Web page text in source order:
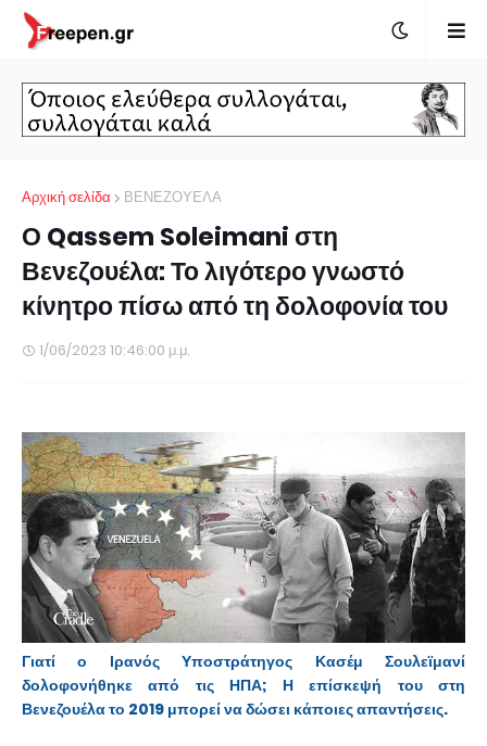
Αρχική σελίδα ΒΕΝΕΖΟΥΕΛΑ
Ο Qassem Soleimani στη
Βενεζουέλα: Το λιγότερο γνωστό
κίνητρο πίσω από τη δολοφονία του
1/06/2023 10:46:00 μ.μ.
Γιατί ο Ιρανός Υποστράτηγος Κασέμ Σουλεϊμανί
δολοφονήθηκε από τις ΗΠΑ; Η επίσκεψή του στη
Βενεζουέλα το 2019 μπορεί να δώσει κάποιες απαντήσεις.